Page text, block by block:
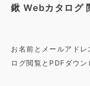
鍬 Webカタログ
お名前とメールアド
ログ閲覧とPDFダウン